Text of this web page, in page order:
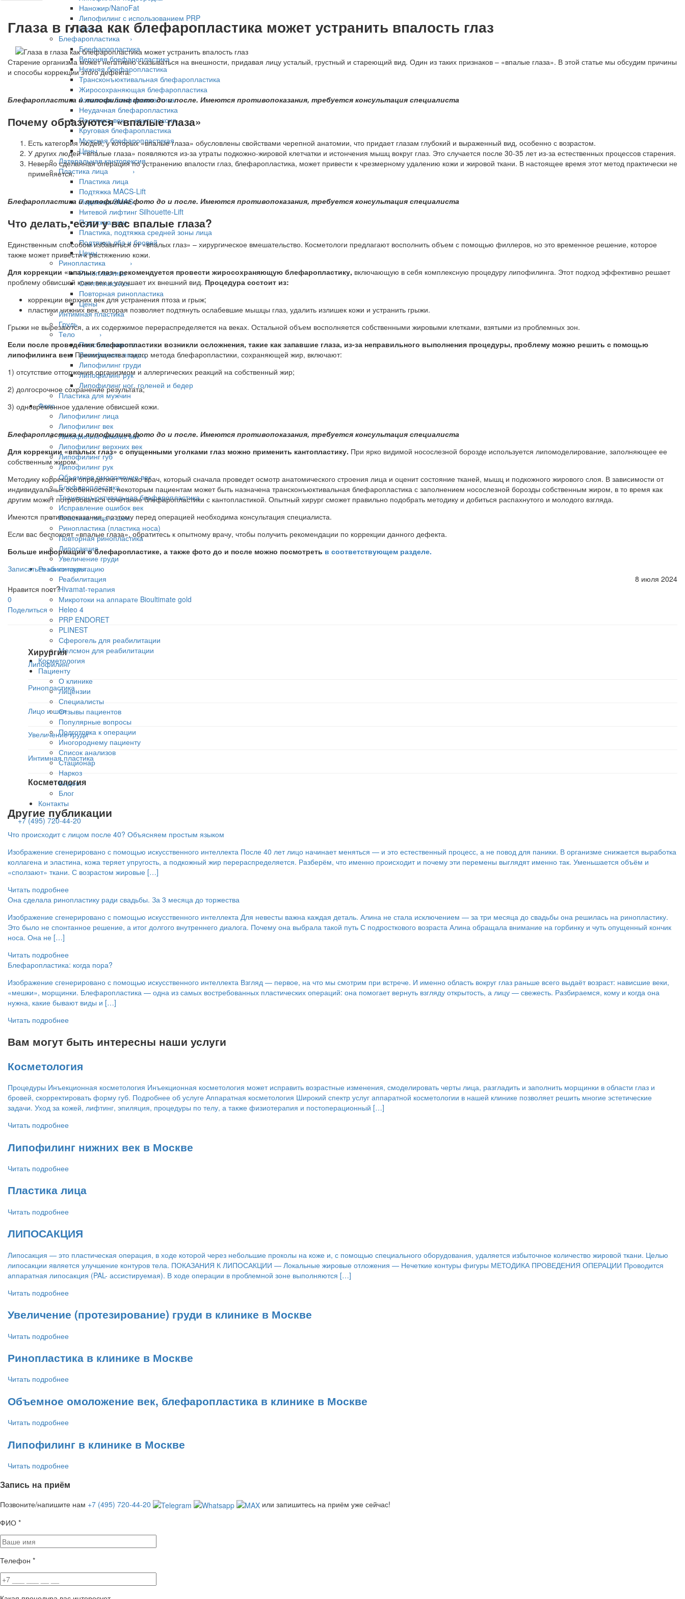
Наножир/NanoFat
Липофилинг с использованием PRP
Цены
Блефаропластика ›
Блефаропластика
Верхняя блефаропластика
Нижняя блефаропластика
Трансконъюктивальная блефаропластика
Жиросохраняющая блефаропластика
Азиатская блефаропластика
Неудачная блефаропластика
Подтяжка век — кантопексия
Круговая блефаропластика
Мужская блефаропластикая
Цены
Латеральная кантопексия
Пластика лица ›
Пластика лица
Подтяжка MACS-Lift
Подтяжка SMAS
Нитевой лифтинг Silhouette-Lift
Подтяжка шеи
Пластика, подтяжка средней зоны лица
Подтяжка лба и бровей
Цены
Ринопластика ›
Ринопластика
Септопластика
Повторная ринопластика
Цены
Интимная пластика
Грудь
Тело ›
Пластика живота
Липофилинг ягодиц
Липофилинг груди
Липофилинг рук
Липофилинг ног, голеней и бедер
Пластика для мужчин
Фото
Липофилинг лица
Липофилинг век
Липофилинг нижних век
Липофилинг верхних век
Липофилинг губ
Липофилинг рук
Объемное омоложение век
Блефаропластика
Трансконъюктивальная блефаропластика
Исправление ошибок век
Пластика лица и шеи
Ринопластика (пластика носа)
Повторная ринопластика
Липосакция
Увеличение груди
Реабилитация
Реабилитация
Hivamat-терапия
Микротоки на аппарате Bioultimate gold
Heleo 4
PRP ENDORET
PLINEST
Сферогель для реабилитации
Мелсмон для реабилитации
Косметология
Пациенту
О клинике
Лицензии
Специалисты
Отзывы пациентов
Популярные вопросы
Подготовка к операции
Иногороднему пациенту
Список анализов
Стационар
Наркоз
Видео
Блог
Контакты
+7 (495) 720-44-20
Глаза в глаза как блефаропластика может устранить впалость глаз
Старение организма может негативно сказываться на внешности, придавая лицу усталый, грустный и стареющий вид. Один из таких признаков – «впалые глаза». В этой статье мы обсудим причины
и способы коррекции этого дефекта.
Блефаропластика и липофилинг фото до и после. Имеются противопоказания, требуется консультация специалиста
Почему образуются «впалые глаза»
Есть категория людей, у которых «впалые глаза» обусловлены свойствами черепной анатомии, что придает глазам глубокий и выраженный вид, особенно с возрастом.
У других людей «впалые глаза» появляются из-за утраты подкожно-жировой клетчатки и истончения мышц вокруг глаз. Это случается после 30-35 лет из-за естественных процессов старения.
Неверно сделанная операция по устранению впалости глаз, блефаропластика, может привести к чрезмерному удалению кожи и жировой ткани. В настоящее время этот метод практически не
применяется.
Блефаропластика и липофилинг фото до и после. Имеются противопоказания, требуется консультация специалиста
Что делать, если у вас впалые глаза?
Единственным способом избавиться от «впалых глаз» – хирургическое вмешательство. Косметологи предлагают восполнить объем с помощью филлеров, но это временное решение, которое
также может привести к растяжению кожи.
Для коррекции «впалых глаз» рекомендуется провести жиросохраняющую блефаропластику, включающую в себя комплексную процедуру липофилинга. Этот подход эффективно решает
проблему обвисшей кожи век и улучшает их внешний вид. Процедура состоит из:
коррекции верхних век для устранения птоза и грыж;
пластики нижних век, которая позволяет подтянуть ослабевшие мышцы глаз, удалить излишек кожи и устранить грыжи.
Грыжи не вырезаются, а их содержимое перераспределяется на веках. Остальной объем восполняется собственными жировыми клетками, взятыми из проблемных зон.
Если после проведения блефаропластики возникли осложнения, такие как запавшие глаза, из-за неправильного выполнения процедуры, проблему можно решить с помощью
липофилинга век. Преимущества такого метода блефаропластики, сохраняющей жир, включают:
1) отсутствие отторжения организмом и аллергических реакций на собственный жир;
2) долгосрочное сохранение результата;
3) одновременное удаление обвисшей кожи.
Блефаропластика и липофилинг фото до и после. Имеются противопоказания, требуется консультация специалиста
Для коррекции «впалых глаз» с опущенными уголками глаз можно применить кантопластику. При ярко видимой носослезной борозде используется липомоделирование, заполняющее ее
собственным жиром.
Методику коррекции определяет только врач, который сначала проведет осмотр анатомического строения лица и оценит состояние тканей, мышц и подкожного жирового слоя. В зависимости от
индивидуальных особенностей, некоторым пациентам может быть назначена трансконъюктивальная блефаропластика с заполнением носослезной борозды собственным жиром, в то время как
другим может потребоваться сочетание блефаропластики с кантопластикой. Опытный хирург сможет правильно подобрать методику и добиться распахнутого и молодого взгляда.
Имеются противопоказания, поэтому перед операцией необходима консультация специалиста.
Если вас беспокоят «впалые глаза», обратитесь к опытному врачу, чтобы получить рекомендации по коррекции данного дефекта.
Больше информации о блефаропластике, а также фото до и после можно посмотреть в соответствующем разделе.
Записаться на консультацию
8 июля 2024
Нравится пост?
0
Поделиться
Хирургия
Липофилинг
Ринопластика
Лицо и шея
Увеличение груди
Интимная пластика
Косметология
Другие публикации
Что происходит с лицом после 40? Объясняем простым языком
Изображение сгенерировано с помощью искусственного интеллекта После 40 лет лицо начинает меняться — и это естественный процесс, а не повод для паники. В организме снижается выработка
коллагена и эластина, кожа теряет упругость, а подкожный жир перераспределяется. Разберём, что именно происходит и почему эти перемены выглядят именно так. Уменьшается объём и
«сползают» ткани. С возрастом жировые […]
Читать подробнее
Она сделала ринопластику ради свадьбы. За 3 месяца до торжества
Изображение сгенерировано с помощью искусственного интеллекта Для невесты важна каждая деталь. Алина не стала исключением — за три месяца до свадьбы она решилась на ринопластику.
Это было не спонтанное решение, а итог долгого внутреннего диалога. Почему она выбрала такой путь С подросткового возраста Алина обращала внимание на горбинку и чуть опущенный кончик
носа. Она не […]
Читать подробнее
Блефаропластика: когда пора?
Изображение сгенерировано с помощью искусственного интеллекта Взгляд — первое, на что мы смотрим при встрече. И именно область вокруг глаз раньше всего выдаёт возраст: нависшие веки,
«мешки», морщинки. Блефаропластика — одна из самых востребованных пластических операций: она помогает вернуть взгляду открытость, а лицу — свежесть. Разбираемся, кому и когда она
нужна, какие бывают виды и […]
Читать подробнее
Вам могут быть интересны наши услуги
Косметология
Процедуры Инъекционная косметология Инъекционная косметология может исправить возрастные изменения, смоделировать черты лица, разгладить и заполнить морщинки в области глаз и
бровей, скорректировать форму губ. Подробнее об услуге Аппаратная косметология Широкий спектр услуг аппаратной косметологии в нашей клинике позволяет решить многие эстетические
задачи. Уход за кожей, лифтинг, эпиляция, процедуры по телу, а также физиотерапия и постоперационный […]
Читать подробнее
Липофилинг нижних век в Москве
Читать подробнее
Пластика лица
Читать подробнее
ЛИПОСАКЦИЯ
Липосакция — это пластическая операция, в ходе которой через небольшие проколы на коже и, с помощью специального оборудования, удаляется избыточное количество жировой ткани. Целью
липосакции является улучшение контуров тела. ПОКАЗАНИЯ К ЛИПОСАКЦИИ — Локальные жировые отложения — Нечеткие контуры фигуры МЕТОДИКА ПРОВЕДЕНИЯ ОПЕРАЦИИ Проводится
аппаратная липосакция (PAL- ассистируемая). В ходе операции в проблемной зоне выполняются […]
Читать подробнее
Увеличение (протезирование) груди в клинике в Москве
Читать подробнее
Ринопластика в клинике в Москве
Читать подробнее
Объемное омоложение век, блефаропластика в клинике в Москве
Читать подробнее
Липофилинг в клинике в Москве
Читать подробнее
Запись на приём
Позвоните/напишите нам +7 (495) 720-44-20
или запишитесь на приём уже сейчас!
ФИО *
Телефон *